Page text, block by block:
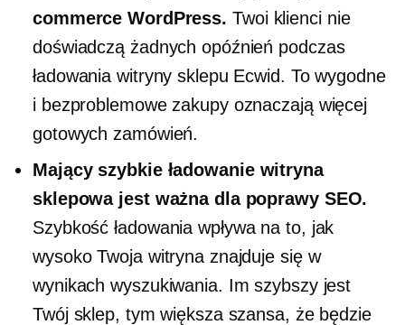
commerce WordPress. Twoi klienci nie
doświadczą żadnych opóźnień podczas
ładowania witryny sklepu Ecwid. To wygodne
i bezproblemowe zakupy oznaczają więcej
gotowych zamówień.
Mającyszybkie ładowaniewitryna
sklepowa jest ważna dla poprawy SEO.
Szybkość ładowania wpływa na to, jak
wysoko Twoja witryna znajduje się w
wynikach wyszukiwania. Im szybszy jest
Twój sklep, tym większa szansa, że ​​będzie